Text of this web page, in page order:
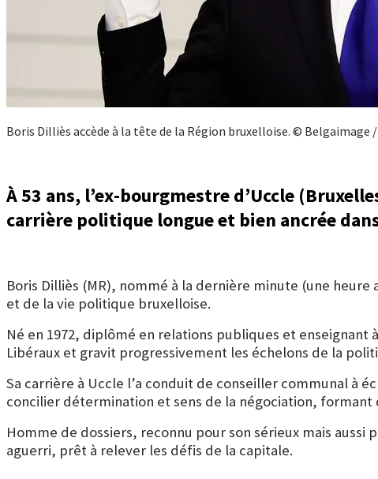
Boris Dilliès accède à la tête de la Région bruxelloise. © Belgaimage /
À 53 ans, l’ex-bourgmestre d’Uccle
carrière politique longue et bien ancrée
Boris Dilliès (MR), nommé à la dernière minute (une
et de la vie politique bruxelloise.
Né en 1972, diplômé en relations publiques et enseignant
Libéraux et gravit progressivement les échelons de la
Sa carrière à Uccle l’a conduit de conseiller communal à
concilier détermination et sens de la négociation, formant
Homme de dossiers, reconnu pour son sérieux mais
aguerri, prêt à relever les défis de la capitale.